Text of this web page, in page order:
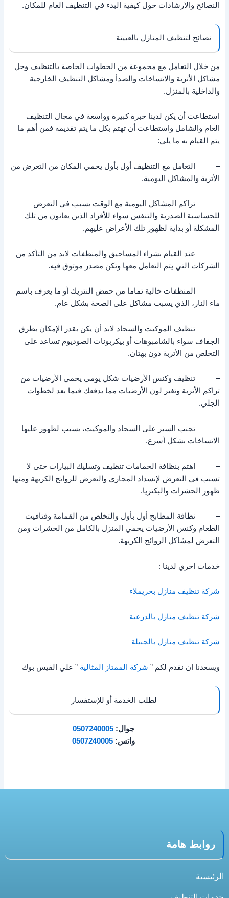
النصائح والارشادات حول كيفية البدء في التنظيف العام للمكان.
نصائح لتنظيف المنازل بالعيينة
من خلال التعامل مع مجموعة من الخطوات الخاصة بالتنظيف وحل
مشاكل الأتربة والاتساخات والصدأ ومشاكل التنظيف الخارجية
والداخلية بالمنزل.
استطاعت أن يكن لدينا خبرة كبيرة وواسعة في مجال التنظيف
العام والشامل واستطاعت أن تهتم بكل ما يتم تقديمه فمن أهم ما
يتم القيام به ما يلي:
– التعامل مع التنظيف أول بأول يحمي المكان من التعرض من
الأتربة والمشاكل اليومية.
– تراكم المشاكل اليومية مع الوقت يسبب في التعرض
للحساسية الصدرية والتنفس سواء للأفراد الذين يعانون من تلك
المشكلة أو بداية لظهور تلك الأعراض عليهم.
– عند القيام بشراء المساحيق والمنظفات لابد من التأكد من
الشركات التي يتم التعامل معها وتكن مصدر موثوق فيه.
– المنظفات خالية تماما من حمض النتريك أو ما يعرف باسم
ماء النار، الذي يسبب مشاكل على الصحة بشكل عام.
– تنظيف الموكيت والسجاد لابد أن يكن بقدر الإمكان بطرق
الجفاف سواء بالشامبوهات أو بيكربونات الصوديوم تساعد على
التخلص من الأتربة دون بهتان.
– تنظيف وكنس الأرضيات شكل يومي يحمي الأرضيات من
تراكم الأتربة وتغير لون الأرضيات مما يدفعك فيما بعد لخطوات
الجلي.
– تجنب السير على السجاد والموكيت، يسبب لظهور عليها
الاتساخات بشكل أسرع.
– اهتم بنظافة الحمامات تنظيف وتسليك البيارات حتى لا
تسبب في التعرض لإنسداد المجاري والتعرض للروائح الكريهة ومنها
ظهور الحشرات والبكتريا.
– نظافة المطابخ أول بأول والتخلص من القمامة وفتافيت
الطعام وكنس الأرضيات يحمي المنزل بالكامل من الحشرات ومن
التعرض لمشاكل الروائح الكريهة.
خدمات اخري لدينا :
شركة تنظيف منازل بحريملاء
شركة تنظيف منازل بالدرعية
شركة تنظيف منازل بالجبيلة
ويسعدنا ان نقدم لكم ” شركة الممتاز المثالية ” علي الفيس بوك
لطلب الخدمة أو للإستفسار
جوال:0507240005
واتس:0507240005
روابط هامة
الرئيسية